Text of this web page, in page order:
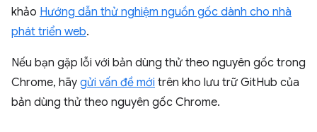
khảo Hướng dẫn thử nghiệm nguồn gốc dành cho nhà
phát triển web.
Nếu bạn gặp lỗi với bản dùng thử theo nguyên gốc trong
Chrome, hãy gửi vấn đề mới trên kho lưu trữ GitHub của
bản dùng thử theo nguyên gốc Chrome.